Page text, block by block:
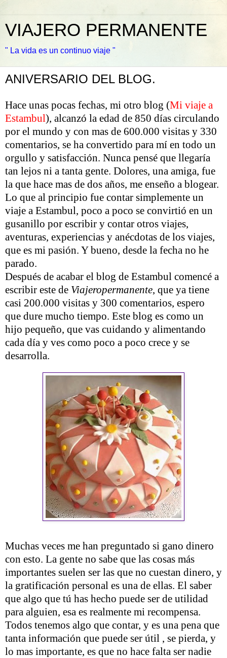
VIAJERO PERMANENTE
" La vida es un continuo viaje "
ANIVERSARIO DEL BLOG.
Hace unas pocas fechas, mi otro blog (Mi viaje a
Estambul), alcanzó la edad de 850 días circulando
por el mundo y con mas de 600.000 visitas y 330
comentarios, se ha convertido para mí en todo un
orgullo y satisfacción. Nunca pensé que llegaría
tan lejos ni a tanta gente. Dolores, una amiga, fue
la que hace mas de dos años, me enseño a blogear.
Lo que al principio fue contar simplemente un
viaje a Estambul, poco a poco se convirtió en un
gusanillo por escribir y contar otros viajes,
aventuras, experiencias y anécdotas de los viajes,
que es mi pasión. Y bueno, desde la fecha no he
parado.
Después de acabar el blog de Estambul comencé a
escribir este de Viajeropermanente, que ya tiene
casi 200.000 visitas y 300 comentarios, espero
que dure mucho tiempo. Este blog es como un
hijo pequeño, que vas cuidando y alimentando
cada día y ves como poco a poco crece y se
desarrolla.
Muchas veces me han preguntado si gano dinero
con esto. La gente no sabe que las cosas más
importantes suelen ser las que no cuestan dinero, y
la gratificación personal es una de ellas. El saber
que algo que tú has hecho puede ser de utilidad
para alguien, esa es realmente mi recompensa.
Todos tenemos algo que contar, y es una pena que
tanta información que puede ser útil , se pierda, y
lo mas importante, es que no hace falta ser nadie